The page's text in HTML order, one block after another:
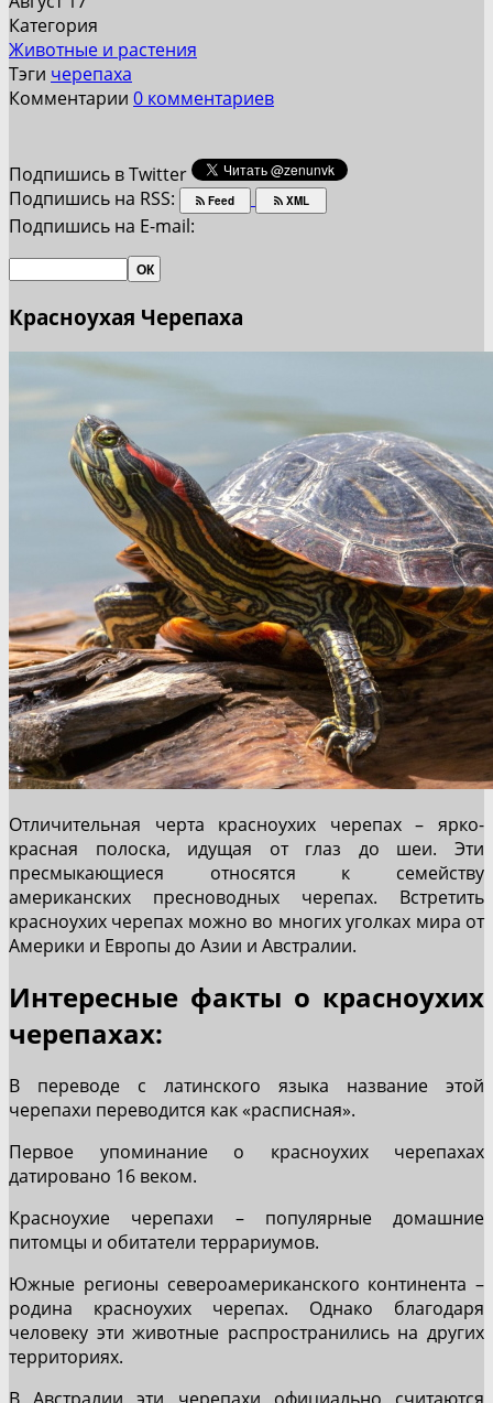
Категория
Животные и растения
Тэги черепаха
Комментарии 0 комментариев
Подпишись в Twitter
Подпишись на RSS:
Feed XML
Подпишись на E-mail:
Красноухая Черепаха
Отличительная черта красноухих черепах – ярко-
красная полоска, идущая от глаз до шеи. Эти
пресмыкающиеся относятся к семейству
американских пресноводных черепах. Встретить
красноухих черепах можно во многих уголках мира от
Америки и Европы до Азии и Австралии.
Интересные факты о красноухих
черепахах:
В переводе с латинского языка название этой
черепахи переводится как «расписная».
Первое упоминание о красноухих черепахах
датировано 16 веком.
Красноухие черепахи – популярные домашние
питомцы и обитатели террариумов.
Южные регионы североамериканского континента –
родина красноухих черепах. Однако благодаря
человеку эти животные распространились на других
территориях.